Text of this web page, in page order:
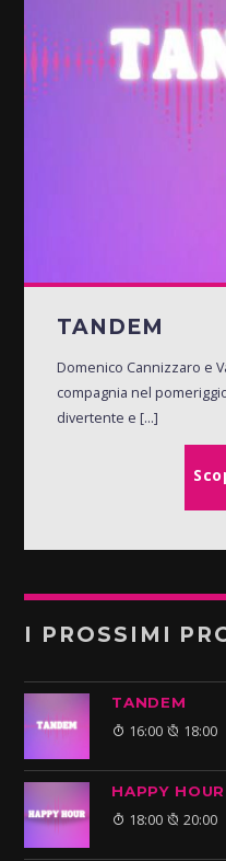
TANDEM
Domenico Cannizzaro e
compagnia nel
divertente e [...]
I PROSSIMI
TANDEM
16:00 18:00
HAPPY HOUR
18:00 20:00